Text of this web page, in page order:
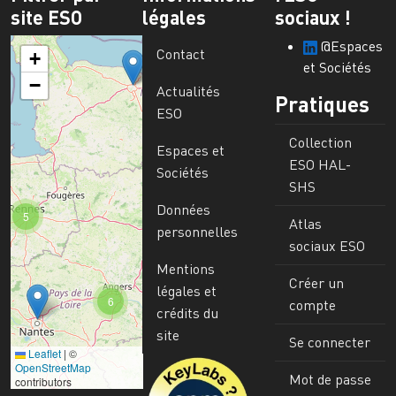
site ESO
6
5
+
−
Leaflet | ©
OpenStreetMap
contributors
légales
Contact
Actualités
ESO
Espaces et
Sociétés
Données
personnelles
Mentions
légales et
crédits du
site
Image
sociaux !
@Espaces
et Sociétés
Pratiques
Collection
ESO HAL-
SHS
Atlas
sociaux ESO
Créer un
compte
Se connecter
Mot de passe